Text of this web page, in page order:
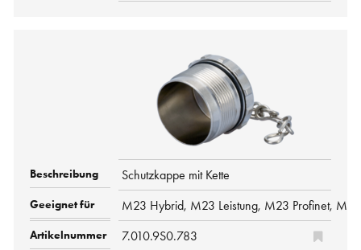
Schutzkappe mit Kette
M23 Hybrid, M23 Leistung, M23 Profinet,
7.010.9S0.783